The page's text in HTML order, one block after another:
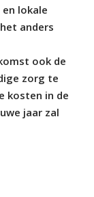
lokale
anders
ook de
zorg te
kosten in de
jaar zal